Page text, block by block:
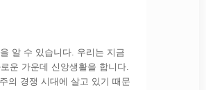
알 수 있습니다. 우리는 지금
운 가운데 신앙생활을 합니다.
의 경쟁 시대에 살고 있기 때문